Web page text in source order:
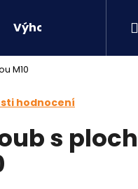
Výhodné sety
M10
hodnocení
s